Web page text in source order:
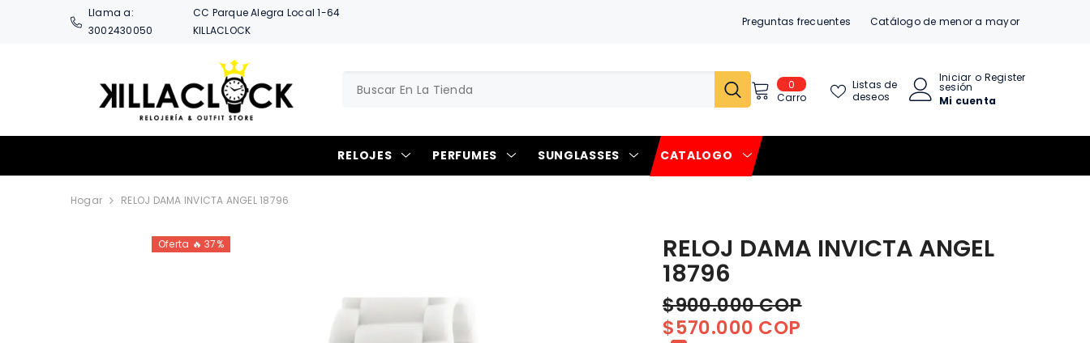
SALTAR AL CONTENIDO
Llama a:
3002430050
CC Parque Alegra Local 1-64
KILLACLOCK
Preguntas frecuentes Catálogo de menor a mayor
00
item
Carro
Listas de
deseos
Iniciar
sesión
o Register
Mi cuenta
RELOJES PERFUMES SUNGLASSES CATALOGO
Hogar RELOJ DAMA INVICTA ANGEL 18796
Oferta 🔥 37% RELOJ DAMA INVICTA ANGEL
18796
$900.000 COP
$570.000 COP